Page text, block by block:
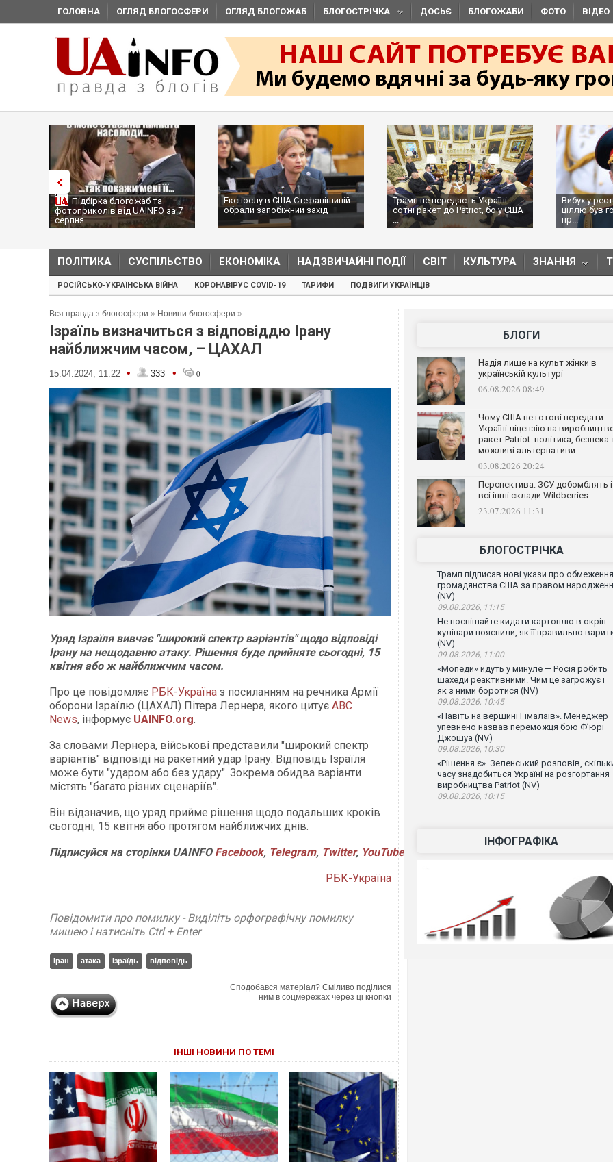
ГОЛОВНА ОГЛЯД БЛОГОСФЕРИ ОГЛЯД БЛОГОЖАБ БЛОГОСТРІЧКА ДОСЬЄ БЛОГОЖАБИ ФОТО ВІДЕО
Підбірка блогожаб та
фотоприколів від UAINFO за 7
серпня
Експослу в США Стефанішиній
обрали запобіжний захід
Трамп не передасть Україні
сотні ракет до Patriot, бо у США
...
Вибух у
ціллю був
пр...
ПОЛІТИКА СУСПІЛЬСТВО ЕКОНОМІКА НАДЗВИЧАЙНІ ПОДІЇ СВІТ КУЛЬТУРА ЗНАННЯ
РОСІЙСЬКО-УКРАЇНСЬКА ВІЙНА КОРОНАВІРУС COVID-19 ТАРИФИ ПОДВИГИ УКРАЇНЦІВ
Вся правда з блогосфери » Новини блогосфери »
Ізраїль визначиться з відповіддю Ірану
найближчим часом, – ЦАХАЛ
15.04.2024, 11:22 • 333 • 0
Уряд Ізраїля вивчає "широкий спектр варіантів" щодо відповіді
Ірану на нещодавню атаку. Рішення буде прийняте сьогодні, 15
квітня або ж найближчим часом.
Про це повідомляє РБК-Україна з посиланням на речника Армії
оборони Ізраїлю (ЦАХАЛ) Пітера Лернера, якого цитує ABC
News, інформує UAINFO.org.
За словами Лернера, військові представили "широкий спектр
варіантів" відповіді на ракетний удар Ірану. Відповідь Ізраїля
може бути "ударом або без удару". Зокрема обидва варіанти
містять "багато різних сценаріїв".
Він відзначив, що уряд прийме рішення щодо подальших кроків
сьогодні, 15 квітня або протягом найближчих днів.
Підписуйся на сторінки UAINFO Facebook, Telegram, Twitter, YouTube
РБК-Україна
Повідомити про помилку - Виділіть орфографічну помилку
мишею і натисніть Ctrl + Enter
Іран атака Ізраїдь відповідь
Сподобався матеріал? Сміливо поділися
ним в соцмережах через ці кнопки
ІНШІ НОВИНИ ПО ТЕМІ
БЛОГИ
Надія лише на культ жінки в
українській культурі
06.08.2026 08:49
Чому США не готові передати
Україні ліцензію на
ракет Patriot: політика, безпека
можливі альтернативи
03.08.2026 20:24
Перспектива: ЗСУ добомблять і
всі інші склади Wildberries
23.07.2026 11:31
БЛОГОСТРІЧКА
Трамп підписав нові укази про обмеження
громадянства США за правом
(NV)
09.08.2026, 11:15
Не поспішайте кидати картоплю в окріп:
кулінари пояснили, як її правильно
(NV)
09.08.2026, 11:00
«Мопеди» йдуть у минуле — Росія робить
шахеди реактивними. Чим це загрожує і
як з ними боротися (NV)
09.08.2026, 10:45
«Навіть на вершині Гімалаїв». Менеджер
упевнено назвав переможця бою Ф’юрі —
Джошуа (NV)
09.08.2026, 10:30
«Рішення є». Зеленський розповів,
часу знадобиться Україні на розгортання
виробництва Patriot (NV)
09.08.2026, 10:15
ІНФОГРАФІКА